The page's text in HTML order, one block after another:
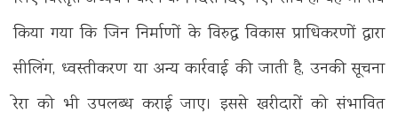
किया गया कि जिन निर्माणों के विरुद्ध विकास प्राधिकरणों द्वारा
सीलिंग, ध्वस्तीकरण या अन्य कार्रवाई की जाती है, उनकी सूचना
रेरा को भी उपलब्ध कराई जाए। इससे खरीदारों को संभावित